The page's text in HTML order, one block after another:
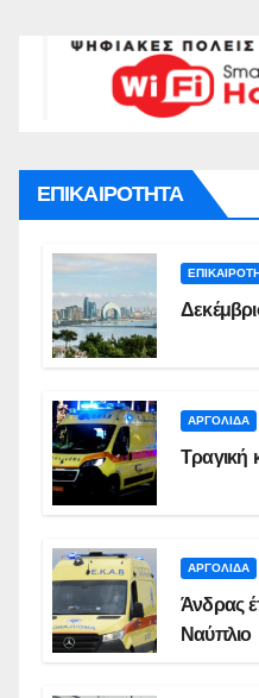
ΕΠΙΚΑΙΡΟΤΗΤΑ
ΑΡΓΟΛΙΔΑ
Τραγική
ΑΡΓΟΛΙΔΑ
Άνδρας
Ναύπλιο